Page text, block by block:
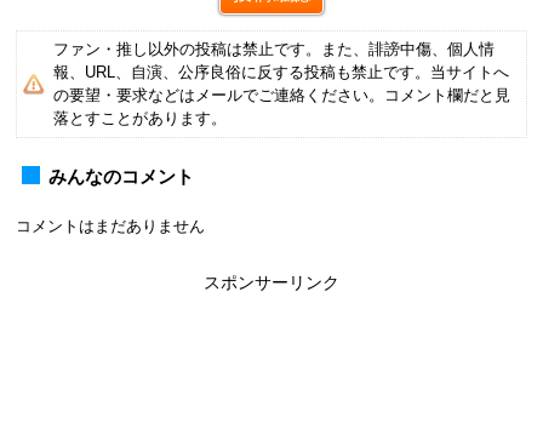
ファン・推し以外の投稿は禁止です。また、誹謗中傷、個人情
報、URL、自演、公序良俗に反する投稿も禁止です。当サイトへ
の要望・要求などはメールでご連絡ください。コメント欄だと見
落とすことがあります。
みんなのコメント
コメントはまだありません
スポンサーリンク